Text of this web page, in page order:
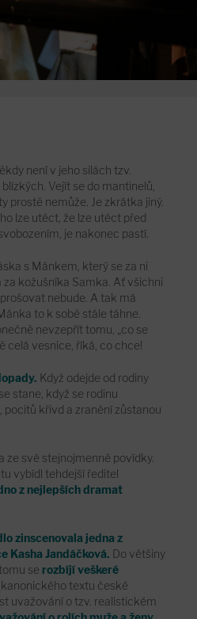
není v jeho silách tzv.
Vejít se do mantinelů,
prostě nemůže. Je zkrátka jiný.
lze utéct, že lze utéct před
je nakonec pastí.
s Mánkem, který se za ni
kožušníka Samka. Ať všichni
nebude. A tak má
to k sobě stále táhne.
nevzepřít tomu, „co se
celá vesnice, říká, co chce!
Když odejde od rodiny
stane, když se rodinu
křivd a zranění zůstanou
ze své stejnojmenné povídky.
vybídl tehdejší ředitel
z nejlepších dramat
zinscenovala jedna z
Kasha Jandáčková. Do většiny
se rozbíjí veškeré
textu české
uvažování o tzv. realistickém